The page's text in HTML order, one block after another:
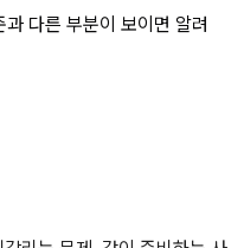
다른 부분이 보이면 알려